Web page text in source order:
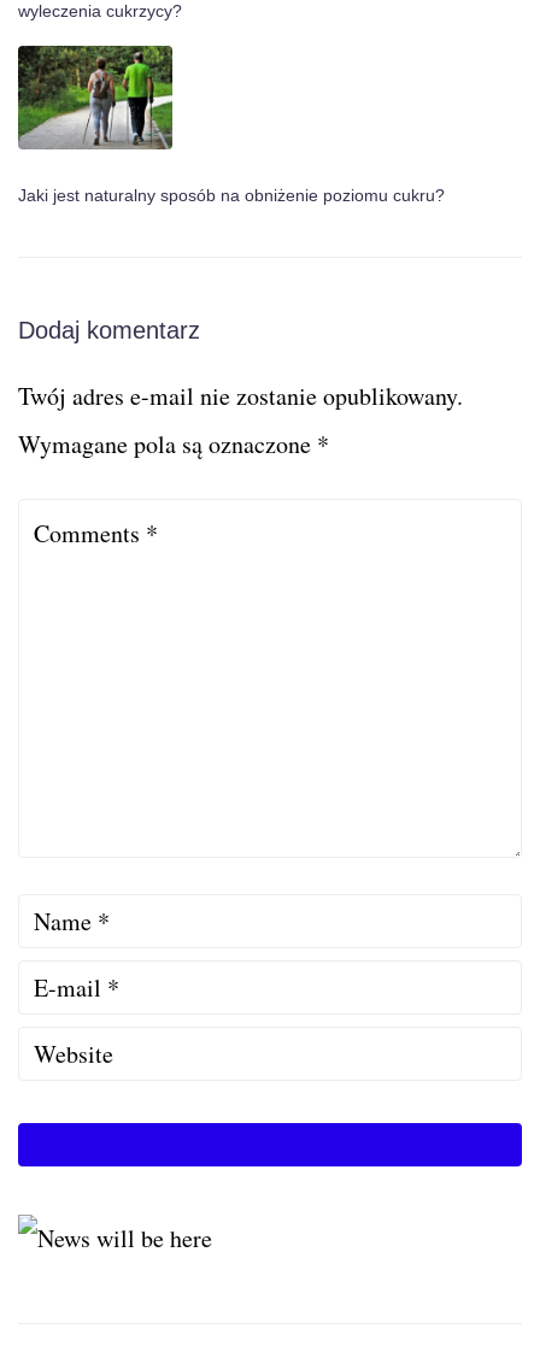
wyleczenia cukrzycy?
Jaki jest naturalny sposób na obniżenie poziomu cukru?
Dodaj komentarz
Twój adres e-mail nie zostanie opublikowany.
Wymagane pola są oznaczone *